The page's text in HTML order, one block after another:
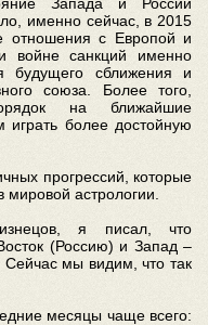
именно сейчас, в 2015
отношения с Европой и
войне санкций именно
будущего сближения и
союза. Более того,
на ближайшие
более достойную
прогрессий, которые
астрологии.
я писал, что
(Россию) и Запад –
мы видим, что так
месяцы чаще всего: